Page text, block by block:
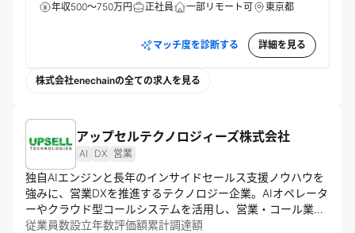
年収500～750万円 正社員 一部リモート可 東京都
マッチ度を診断する 詳細を見る
株式会社enechainの全ての求人を見る
アップセルテクノロジィーズ株式会社
AI DX 営業
独自AIエンジンと長年のインサイドセールス支援ノウハウを
強みに、営業DXを推進するテクノロジー企業。AIオペレータ
ーやクラウド型コールシステムを活用し、営業・コール業務
の自動化と高度化を実現。データ活用により顧客接点を最適
従業員数設立年数評価額累計調達額